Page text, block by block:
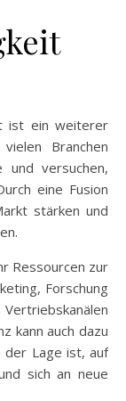
ist ein weiterer
Branchen
und versuchen,
eine Fusion
stärken und
Ressourcen zur
Forschung
kann auch dazu
der Lage ist, auf
sich an neue